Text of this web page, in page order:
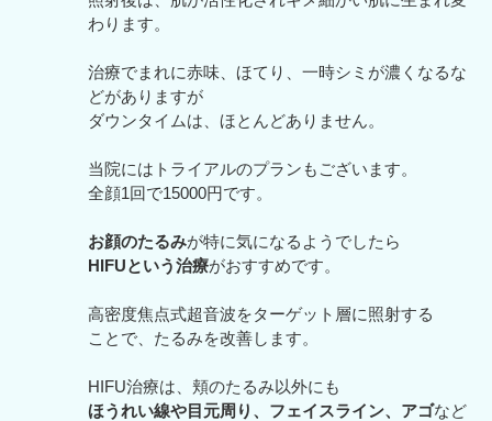
わります。
治療でまれに赤味、ほてり、一時シミが濃くなるな
どがありますが
ダウンタイムは、ほとんどありません。
当院にはトライアルのプランもございます。
全顔1回で15000円です。
お顔のたるみが特に気になるようでしたら
HIFUという治療がおすすめです。
高密度焦点式超音波をターゲット層に照射する
ことで、たるみを改善します。
HIFU治療は、頬のたるみ以外にも
ほうれい線や目元周り、フェイスライン、アゴなど